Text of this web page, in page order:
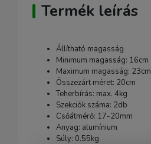
Termék leírás
Állítható magasság
Minimum magasság: 16cm
Maximum magasság: 23cm
Összezárt méret: 20cm
Teherbírás: max. 4kg
Szekciók száma: 2db
Csőátmérő: 17-20mm
Anyag: alumínium
Súly: 0.55kg